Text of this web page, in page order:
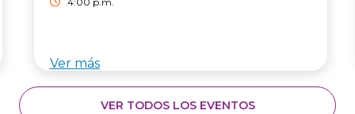
Ver más
VER TODOS LOS EVENTOS